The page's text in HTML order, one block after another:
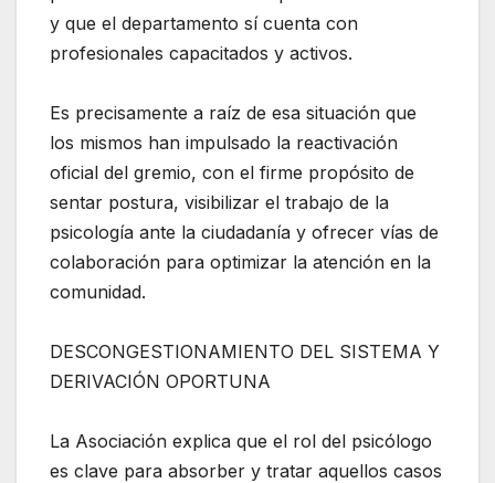
y que el departamento sí cuenta con
profesionales capacitados y activos.
Es precisamente a raíz de esa situación que
los mismos han impulsado la reactivación
oficial del gremio, con el firme propósito de
sentar postura, visibilizar el trabajo de la
psicología ante la ciudadanía y ofrecer vías de
colaboración para optimizar la atención en la
comunidad.
DESCONGESTIONAMIENTO DEL SISTEMA Y
DERIVACIÓN OPORTUNA
La Asociación explica que el rol del psicólogo
es clave para absorber y tratar aquellos casos